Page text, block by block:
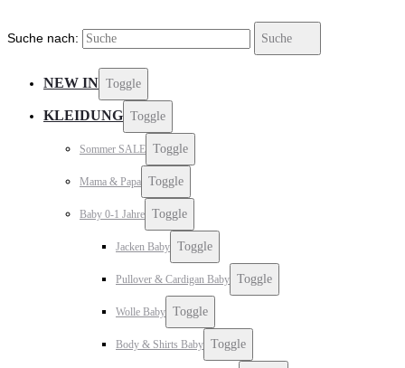
Suche nach: Suche
NEW IN Toggle
KLEIDUNG Toggle
Sommer SALE Toggle
Mama & Papa Toggle
Baby 0-1 Jahre Toggle
Jacken Baby Toggle
Pullover & Cardigan Baby Toggle
Wolle Baby Toggle
Body & Shirts Baby Toggle